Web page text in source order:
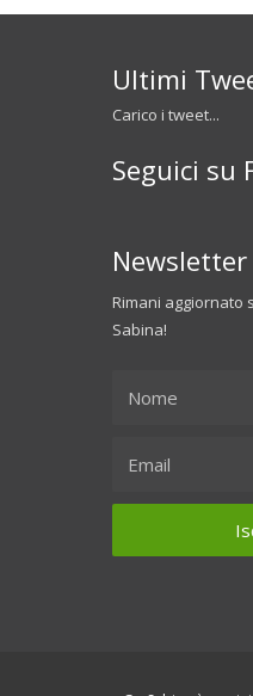
Ultimi
Carico i tweet...
Seguici su
Newsletter
Rimani aggiornato
Sabina!